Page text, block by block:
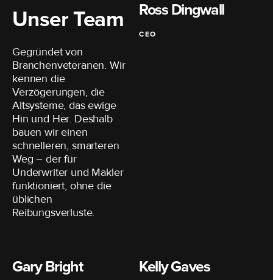
Unser Team
Gegründet von
Branchenveteranen. Wir
kennen die
Verzögerungen, die
Altsysteme, das ewige
Hin und Her. Deshalb
bauen wir einen
schnelleren, smarteren
Weg – der für
Underwriter und Makler
funktioniert, ohne die
üblichen
Reibungsverluste.
Ross Dingwall
CEO
Gary Bright Kelly Gaves